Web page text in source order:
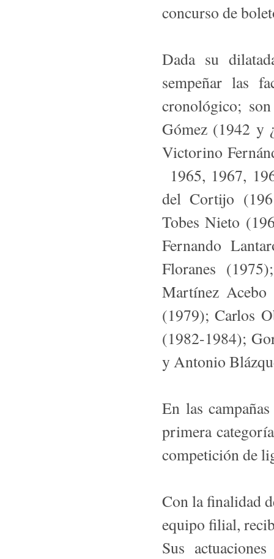
concurso de
Dada su
sempeñar las
cronológico;
Gómez (1942 y
Victorino
1965, 1967,
del Cortijo
Tobes Nieto
Fernan­do
Floranes
Martínez Ace­bo
(1979); Carlos
(1982-1984);
y Antonio
En las
primera
competición de
Con la finalidad
equipo filial,
Sus